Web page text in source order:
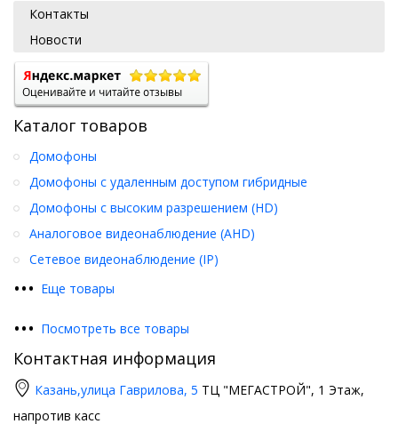
Контакты
Новости
Каталог товаров
••• Еще товары
Домофоны
Домофоны с удаленным доступом гибридные
Домофоны с высоким разрешением (HD)
Аналоговое видеонаблюдение (AHD)
Сетевое видеонаблюдение (IP)
••• Посмотреть все товары
Контактная информация
Казань,улица Гаврилова, 5 ТЦ "МЕГАСТРОЙ", 1 Этаж,
напротив касс